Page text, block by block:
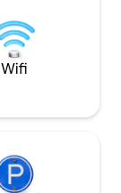
neumáticos, una
escultura de arte
una ducha al aire
Wifi